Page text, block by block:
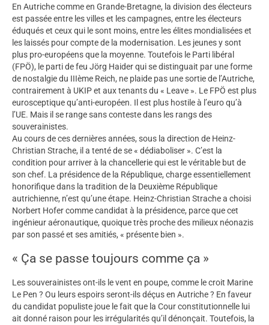
En Autriche comme en Grande-Bretagne, la division des électeurs
est passée entre les villes et les campagnes, entre les électeurs
éduqués et ceux qui le sont moins, entre les élites mondialisées et
les laissés pour compte de la modernisation. Les jeunes y sont
plus pro-européens que la moyenne. Toutefois le Parti libéral
(FPÖ), le parti de feu Jörg Haider qui se distinguait par une forme
de nostalgie du IIIème Reich, ne plaide pas une sortie de l’Autriche,
contrairement à UKIP et aux tenants du « Leave ». Le FPÖ est plus
eurosceptique qu’anti-européen. Il est plus hostile à l’euro qu’à
l’UE. Mais il se range sans conteste dans les rangs des
souverainistes.
Au cours de ces dernières années, sous la direction de Heinz-
Christian Strache, il a tenté de se « dédiaboliser ». C’est la
condition pour arriver à la chancellerie qui est le véritable but de
son chef. La présidence de la République, charge essentiellement
honorifique dans la tradition de la Deuxième République
autrichienne, n’est qu’une étape. Heinz-Christian Strache a choisi
Norbert Hofer comme candidat à la présidence, parce que cet
ingénieur aéronautique, quoique très proche des milieux néonazis
par son passé et ses amitiés, « présente bien ».
« Ça se passe toujours comme ça »
Les souverainistes ont-ils le vent en poupe, comme le croit Marine
Le Pen ? Ou leurs espoirs seront-ils déçus en Autriche ? En faveur
du candidat populiste joue le fait que la Cour constitutionnelle lui
ait donné raison pour les irrégularités qu’il dénonçait. Toutefois, la